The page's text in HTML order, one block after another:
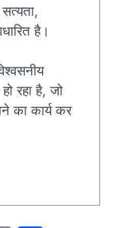
है।
रहा है, जो
का कार्य कर